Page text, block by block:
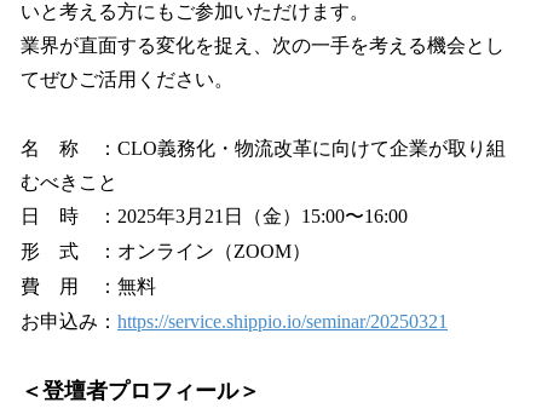
いと考える方にもご参加いただけます。
業界が直面する変化を捉え、次の一手を考える機会とし
てぜひご活用ください。
名 称 ：CLO義務化・物流改革に向けて企業が取り組
むべきこと
日 時 ：2025年3月21日（金）15:00〜16:00
形 式 ：オンライン（ZOOM）
費 用 ：無料
お申込み： https://service.shippio.io/seminar/20250321
＜登壇者プロフィール＞